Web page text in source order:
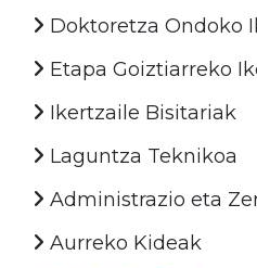
Doktoretza Ondoko
Etapa Goiztiarreko
Ikertzaile Bisitariak
Laguntza Teknikoa
Administrazio eta
Aurreko Kideak